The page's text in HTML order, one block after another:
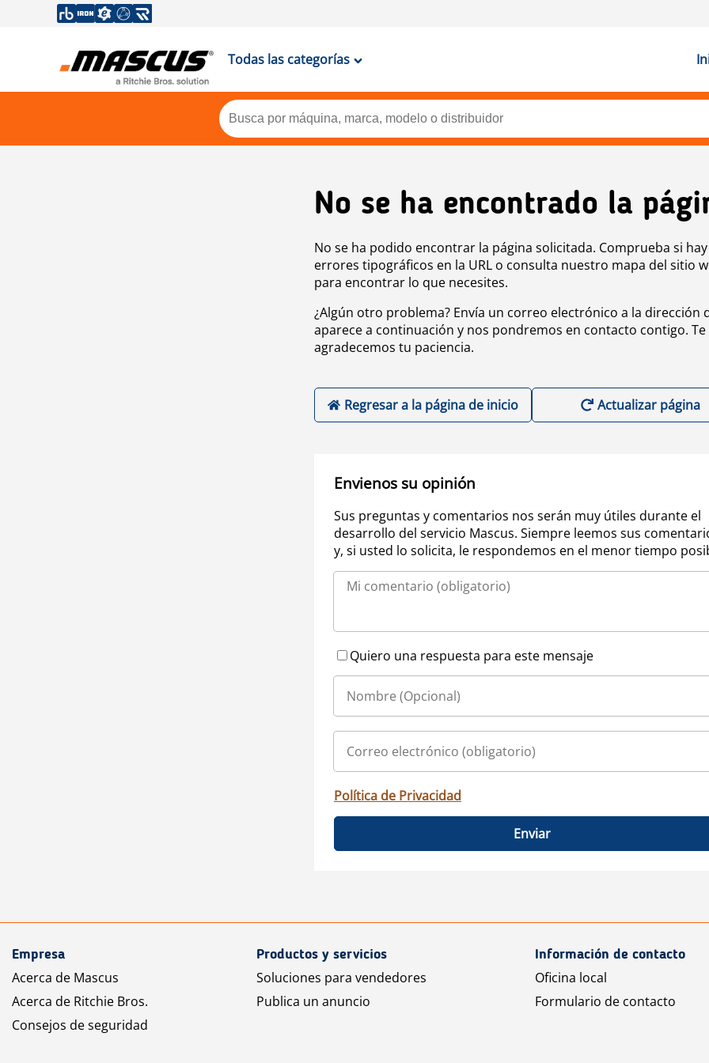
Todas las categorías
No se ha encontrado la
No se ha podido encontrar la página solicitada. Comprueba si hay
errores tipográficos en la URL o consulta nuestro mapa del sitio
para encontrar lo que necesites.
¿Algún otro problema? Envía un correo electrónico a la dirección
aparece a continuación y nos pondremos en contacto contigo. Te
agradecemos tu paciencia.
Regresar a la página de inicio Actualizar página
Envienos su opinión
Sus preguntas y comentarios nos serán muy útiles durante el
desarrollo del servicio Mascus. Siempre leemos sus
y, si usted lo solicita, le respondemos en el menor tiempo
Quiero una respuesta para este mensaje
Política de Privacidad
Enviar
Empresa
Acerca de Mascus
Acerca de Ritchie Bros.
Consejos de seguridad
Productos y servicios
Soluciones para vendedores
Publica un anuncio
Información de contacto
Oficina local
Formulario de contacto